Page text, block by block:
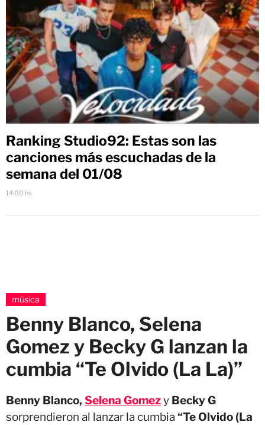
Ranking Studio92: Estas son las
canciones más escuchadas de la
semana del 01/08
14:00 hs
música
Benny Blanco, Selena
Gomez y Becky G lanzan la
cumbia “Te Olvido (La La)”
Benny Blanco, Selena Gomezy Becky G
sorprendieron al lanzar la cumbia “Te Olvido (La